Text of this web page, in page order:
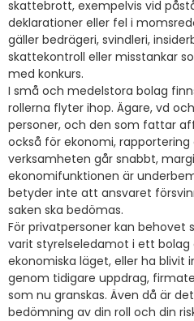
skattebrott, exempelvis vid
deklarationer eller fel i
gäller bedrägeri, svindleri,
skattekontroll eller misstankar
med konkurs.
I små och medelstora bolag
rollerna flyter ihop. Ägare, vd
personer, och den som fattar
också för ekonomi,
verksamheten går snabbt,
ekonomifunktionen är
betyder inte att ansvaret
saken ska bedömas.
För privatpersoner kan behovet
varit styrelseledamot i ett
ekonomiska läget, eller ha blivit
genom tidigare uppdrag,
som nu granskas. Även då är
bedömning av din roll och din